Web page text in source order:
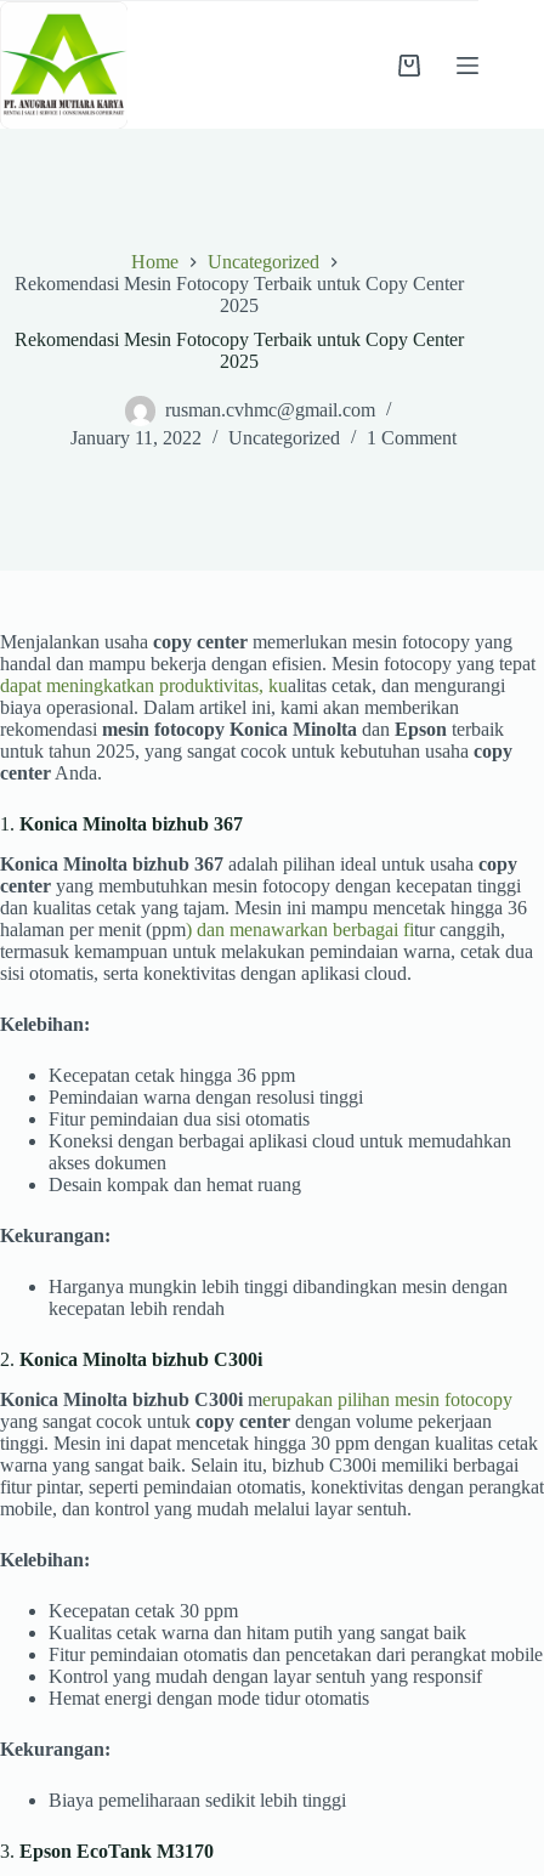
content
Shopping
Home
Uncategorized
Rekomendasi Mesin Fotocopy Terbaik untuk Copy Center
2025
Rekomendasi Mesin Fotocopy Terbaik untuk Copy Center
2025
rusman.cvhmc@gmail.com
January 11, 2022
Uncategorized 1 Comment
Menjalankan usaha copy center memerlukan mesin fotocopy yang
handal dan mampu bekerja dengan efisien. Mesin fotocopy yang tepat
dapat meningkatkan produktivitas, kualitas cetak, dan mengurangi
biaya operasional. Dalam artikel ini, kami akan memberikan
rekomendasi mesin fotocopy Konica Minolta dan Epson terbaik
untuk tahun 2025, yang sangat cocok untuk kebutuhan usaha copy
center Anda.
1. Konica Minolta bizhub 367
Konica Minolta bizhub 367 adalah pilihan ideal untuk usaha copy
center yang membutuhkan mesin fotocopy dengan kecepatan tinggi
dan kualitas cetak yang tajam. Mesin ini mampu mencetak hingga 36
halaman per menit (ppm) dan menawarkan berbagai fitur canggih,
termasuk kemampuan untuk melakukan pemindaian warna, cetak dua
sisi otomatis, serta konektivitas dengan aplikasi cloud.
Kelebihan:
Kecepatan cetak hingga 36 ppm
Pemindaian warna dengan resolusi tinggi
Fitur pemindaian dua sisi otomatis
Koneksi dengan berbagai aplikasi cloud untuk memudahkan
akses dokumen
Desain kompak dan hemat ruang
Kekurangan:
Harganya mungkin lebih tinggi dibandingkan mesin dengan
kecepatan lebih rendah
2. Konica Minolta bizhub C300i
Konica Minolta bizhub C300i merupakan pilihan mesin fotocopy
yang sangat cocok untuk copy center dengan volume pekerjaan
tinggi. Mesin ini dapat mencetak hingga 30 ppm dengan kualitas cetak
warna yang sangat baik. Selain itu, bizhub C300i memiliki berbagai
fitur pintar, seperti pemindaian otomatis, konektivitas dengan perangkat
mobile, dan kontrol yang mudah melalui layar sentuh.
Kelebihan:
Kecepatan cetak 30 ppm
Kualitas cetak warna dan hitam putih yang sangat baik
Fitur pemindaian otomatis dan pencetakan dari perangkat mobile
Kontrol yang mudah dengan layar sentuh yang responsif
Hemat energi dengan mode tidur otomatis
Kekurangan:
Biaya pemeliharaan sedikit lebih tinggi
3. Epson EcoTank M3170